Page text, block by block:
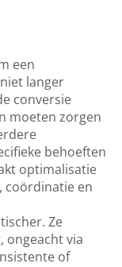
een
langer
conversie
moeten zorgen
behoeften
optimalisatie
coördinatie en
Ze
ongeacht via
of